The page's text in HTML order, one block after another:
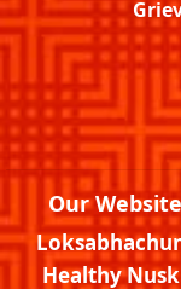
Our
Healthy